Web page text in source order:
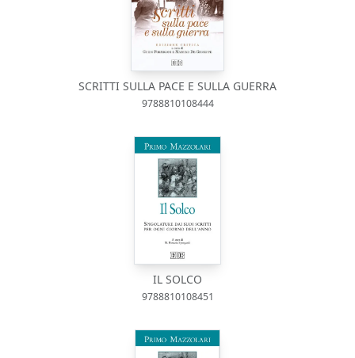
SCRITTI SULLA PACE E SULLA GUERRA
9788810108444
IL SOLCO
9788810108451